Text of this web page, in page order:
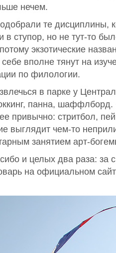
нечем.
те дисциплины,
в ступор, но не тут-то
экзотические
вполне тянут на
по филологии.
в парке у
панна, шаффлборд.
привычно: стритбол,
выглядит чем-то
занятием арт-
и целых два раза: за
на официальном